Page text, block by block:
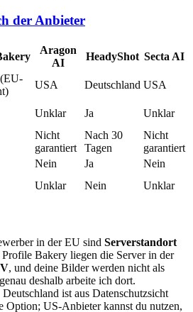
der Anbieter
Aragon
AI
HeadyShot Secta AI
USA Deutschland USA
Unklar Ja
Unklar
Nicht
garantiert
Nach 30
Tagen
Nicht
garantiert
Nein Ja
Nein
Unklar Nein Unklar
in der EU sind Serverstandort
Bakery liegen die Server in der
, und deine Bilder werden nicht als
deshalb arbeite ich dort.
ist aus Datenschutzsicht
Option; US-Anbieter kannst du nutzen,